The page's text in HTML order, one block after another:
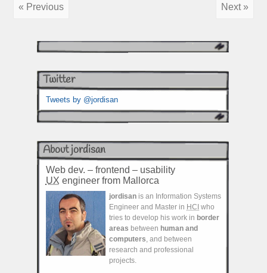
« Previous Next »
Twitter
Tweets by @jordisan
About jordisan
Web dev. – frontend – usability
UX engineer from Mallorca
jordisan is an Information Systems
Engineer and Master in HCI who
tries to develop his work in border
areas between human and
computers, and between
research and professional
projects.